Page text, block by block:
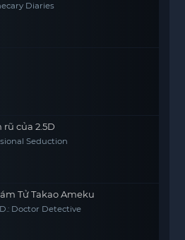
Diaries
rũ của 2.5D
Seduction
Tử Takao Ameku
Doctor Detective